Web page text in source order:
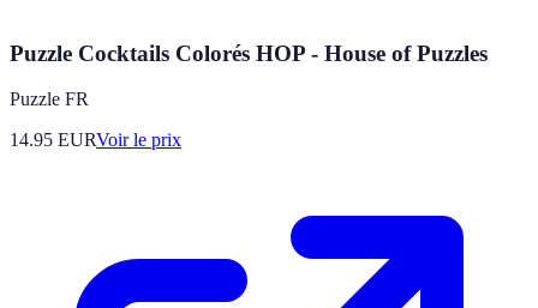
Puzzle Cocktails Colorés HOP - House of Puzzles
Puzzle FR
14.95 EURVoir le prix